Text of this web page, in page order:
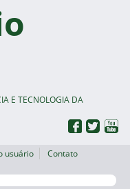
E TECNOLOGIA DA
usuário
Contato